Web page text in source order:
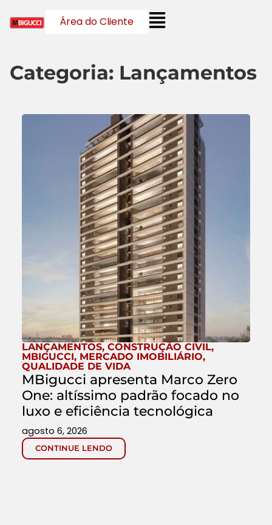
Área do Cliente
Categoria: Lançamentos
LANÇAMENTOS, CONSTRUÇÃO CIVIL,
MBIGUCCI, MERCADO IMOBILIÁRIO,
QUALIDADE DE VIDA
MBigucci apresenta Marco Zero
One: altíssimo padrão focado no
luxo e eficiência tecnológica
CONTINUE LENDO
agosto 6, 2026